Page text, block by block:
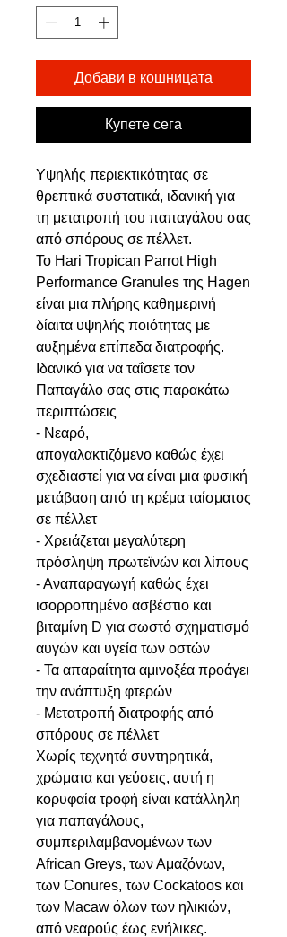
Добави в кошницата
Купете сега
Υψηλής περιεκτικότητας σε
θρεπτικά συστατικά, ιδανική για
τη μετατροπή του παπαγάλου σας
από σπόρους σε πέλλετ.
Το Hari Tropican Parrot High
Performance Granules της Hagen
είναι μια πλήρης καθημερινή
δίαιτα υψηλής ποιότητας με
αυξημένα επίπεδα διατροφής.
Ιδανικό για να ταΐσετε τον
Παπαγάλο σας στις παρακάτω
περιπτώσεις
- Νεαρό,
απογαλακτιζόμενο καθώς έχει
σχεδιαστεί για να είναι μια φυσική
μετάβαση από τη κρέμα ταίσματος
σε πέλλετ
- Χρειάζεται μεγαλύτερη
πρόσληψη πρωτεϊνών και λίπους
- Αναπαραγωγή καθώς έχει
ισορροπημένο ασβέστιο και
βιταμίνη D για σωστό σχηματισμό
αυγών και υγεία των οστών
- Τα απαραίτητα αμινοξέα προάγει
την ανάπτυξη φτερών
- Μετατροπή διατροφής από
σπόρους σε πέλλετ
Χωρίς τεχνητά συντηρητικά,
χρώματα και γεύσεις, αυτή η
κορυφαία τροφή είναι κατάλληλη
για παπαγάλους,
συμπεριλαμβανομένων των
African Greys, των Αμαζόνων,
των Conures, των Cockatoos και
των Macaw όλων των ηλικιών,
από νεαρούς έως ενήλικες.